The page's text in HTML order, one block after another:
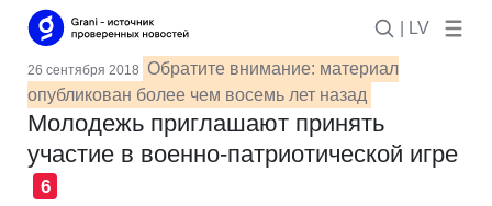
| LV
26 сентября 2018 Обратите внимание: материал
опубликован более чем восемь лет назад
Молодежь приглашают принять
участие в военно-патриотической игре
6